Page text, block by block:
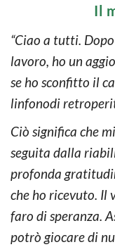
Il
“Ciao a tutti.
lavoro, ho un
se ho sconfitto il
linfonodi
Ciò significa che
seguita dalla
profonda
che ho ricevuto. Il
faro di speranza.
potrò giocare di